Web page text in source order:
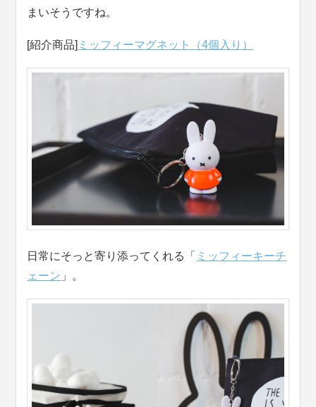
まいそうですね。
[紹介商品] ミッフィーマグネット（4個入り）
日常にそっと寄り添ってくれる「 ミッフィーキーチ
ェーン 」。